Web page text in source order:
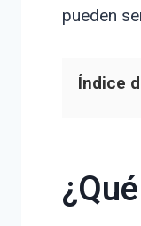
pueden
Índice